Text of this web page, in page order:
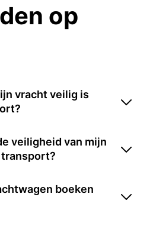
op
vracht veilig is
veiligheid van mijn
boeken